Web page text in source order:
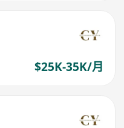
$25K-35K/月